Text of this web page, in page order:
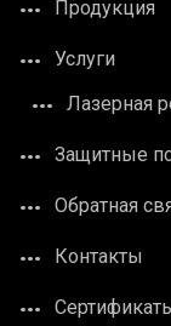
Продукция
Услуги
Лазерная
Защитные
Обратная
Контакты